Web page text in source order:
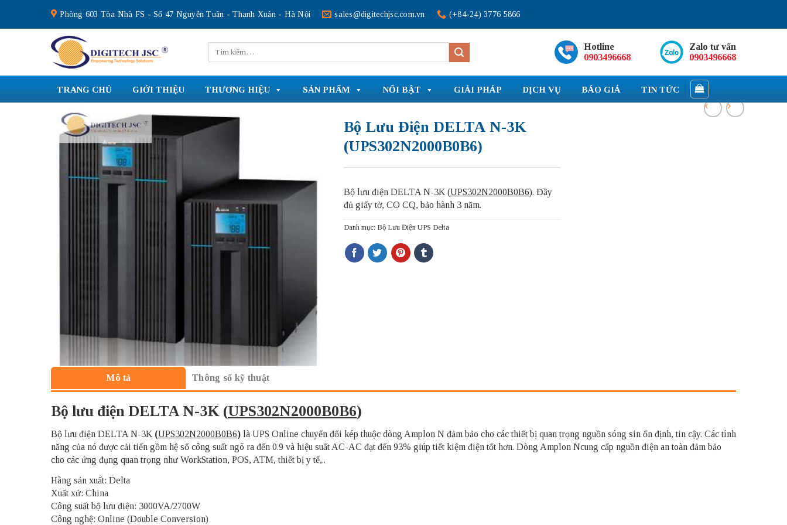
content
Phòng 603 Tòa Nhà FS - Số 47 Nguyễn Tuân - Thanh Xuân - Hà Nội sales@digitechjsc.com.vn (+84-24) 3776 5866
kiếm:
Hotline
0903496668
Zalo tư vấn
0903496668
TRANG CHỦ GIỚI THIỆU THƯƠNG HIỆU SẢN PHẨM NỔI BẬT GIẢI PHÁP DỊCH VỤ BÁO GIÁ TIN TỨC
Bộ Lưu Điện DELTA N-3K
(UPS302N2000B0B6)
Bộ lưu điện DELTA N-3K (UPS302N2000B0B6). Đầy
đủ giấy tờ, CO CQ, bảo hành 3 năm.
Danh mục: Bộ Lưu Điện UPS Delta
Mô tả Thông số kỹ thuật
Bộ lưu điện DELTA N-3K (UPS302N2000B0B6)
Bộ lưu điện DELTA N-3K (UPS302N2000B0B6) là UPS Online chuyển đổi kép thuộc dòng Amplon N đảm bảo cho các thiết bị quan trọng nguồn sóng sin ổn định, tin cậy. Các tính
năng của nó được cải tiến gồm hệ số công suất ngõ ra đến 0.9 và hiệu suất AC-AC đạt đến 93% giúp tiết kiệm điện tốt hơn. Dòng Amplon Ncung cấp nguồn điện an toàn đảm bảo
cho các ứng đụng quan trọng như WorkStation, POS, ATM, thiết bị y tế,..
Hãng sản xuất: Delta
Xuất xứ: China
Công suất bộ lưu điện: 3000VA/2700W
Công nghệ: Online (Double Conversion)